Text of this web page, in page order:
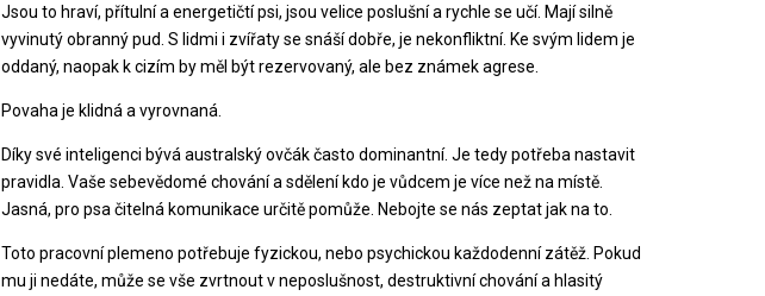
Jsou to hraví, přítulní a energetičtí psi, jsou velice poslušní a rychle se učí. Mají silně
vyvinutý obranný pud. S lidmi i zvířaty se snáší dobře, je nekonfliktní. Ke svým lidem je
oddaný, naopak k cizím by měl být rezervovaný, ale bez známek agrese.
Povaha je klidná a vyrovnaná.
Díky své inteligenci bývá australský ovčák často dominantní. Je tedy potřeba nastavit
pravidla. Vaše sebevědomé chování a sdělení kdo je vůdcem je více než na místě.
Jasná, pro psa čitelná komunikace určitě pomůže. Nebojte se nás zeptat jak na to.
Toto pracovní plemeno potřebuje fyzickou, nebo psychickou každodenní zátěž. Pokud
mu ji nedáte, může se vše zvrtnout v neposlušnost, destruktivní chování a hlasitý